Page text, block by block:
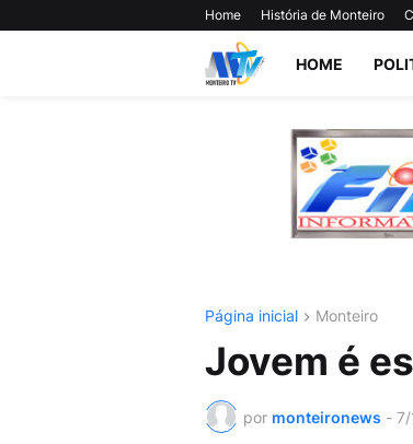
Home História de Monteiro
HOME
Página inicial Monteiro
Jovem é
por monteironews -